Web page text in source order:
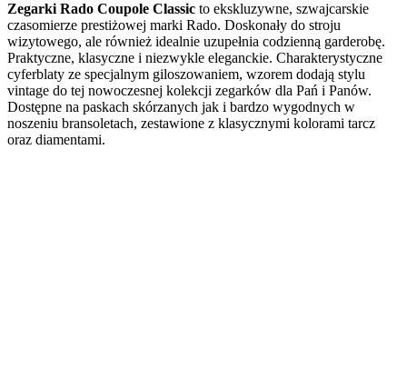
Zegarki Rado Coupole Classic to ekskluzywne, szwajcarskie
czasomierze prestiżowej marki Rado. Doskonały do stroju
wizytowego, ale również idealnie uzupełnia codzienną garderobę.
Praktyczne, klasyczne i niezwykle eleganckie. Charakterystyczne
cyferblaty ze specjalnym giloszowaniem, wzorem dodają stylu
vintage do tej nowoczesnej kolekcji zegarków dla Pań i Panów.
Dostępne na paskach skórzanych jak i bardzo wygodnych w
noszeniu bransoletach, zestawione z klasycznymi kolorami tarcz
oraz diamentami.